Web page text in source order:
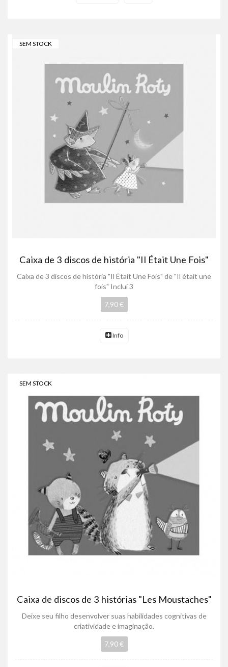
SEM STOCK
Caixa de 3 discos de história "Il Était Une Fois"
Caixa de 3 discos de história "Il Était Une Fois" de "Il était une
fois" Inclui 3
7,90 €
Info
SEM STOCK
Caixa de discos de 3 histórias "Les Moustaches"
Deixe seu filho desenvolver suas habilidades cognitivas de
criatividade e imaginação.
7,90 €